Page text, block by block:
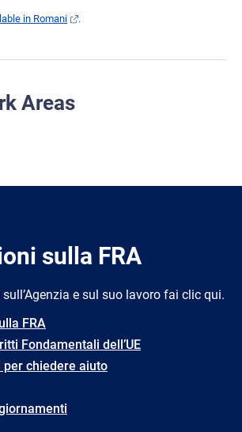
in Romani .
Areas
sulla FRA
e sul suo lavoro fai clic qui.
FRA
Fondamentali dell’UE
chiedere aiuto